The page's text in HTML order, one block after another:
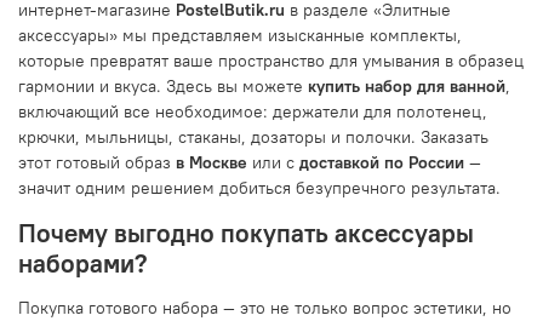
интернет-магазине PostelButik.ru в разделе «Элитные
аксессуары» мы представляем изысканные комплекты,
которые превратят ваше пространство для умывания в образец
гармонии и вкуса. Здесь вы можете купить набор для ванной,
включающий все необходимое: держатели для полотенец,
крючки, мыльницы, стаканы, дозаторы и полочки. Заказать
этот готовый образ в Москве или с доставкой по России —
значит одним решением добиться безупречного результата.
Почему выгодно покупать аксессуары
наборами?
Покупка готового набора — это не только вопрос эстетики, но